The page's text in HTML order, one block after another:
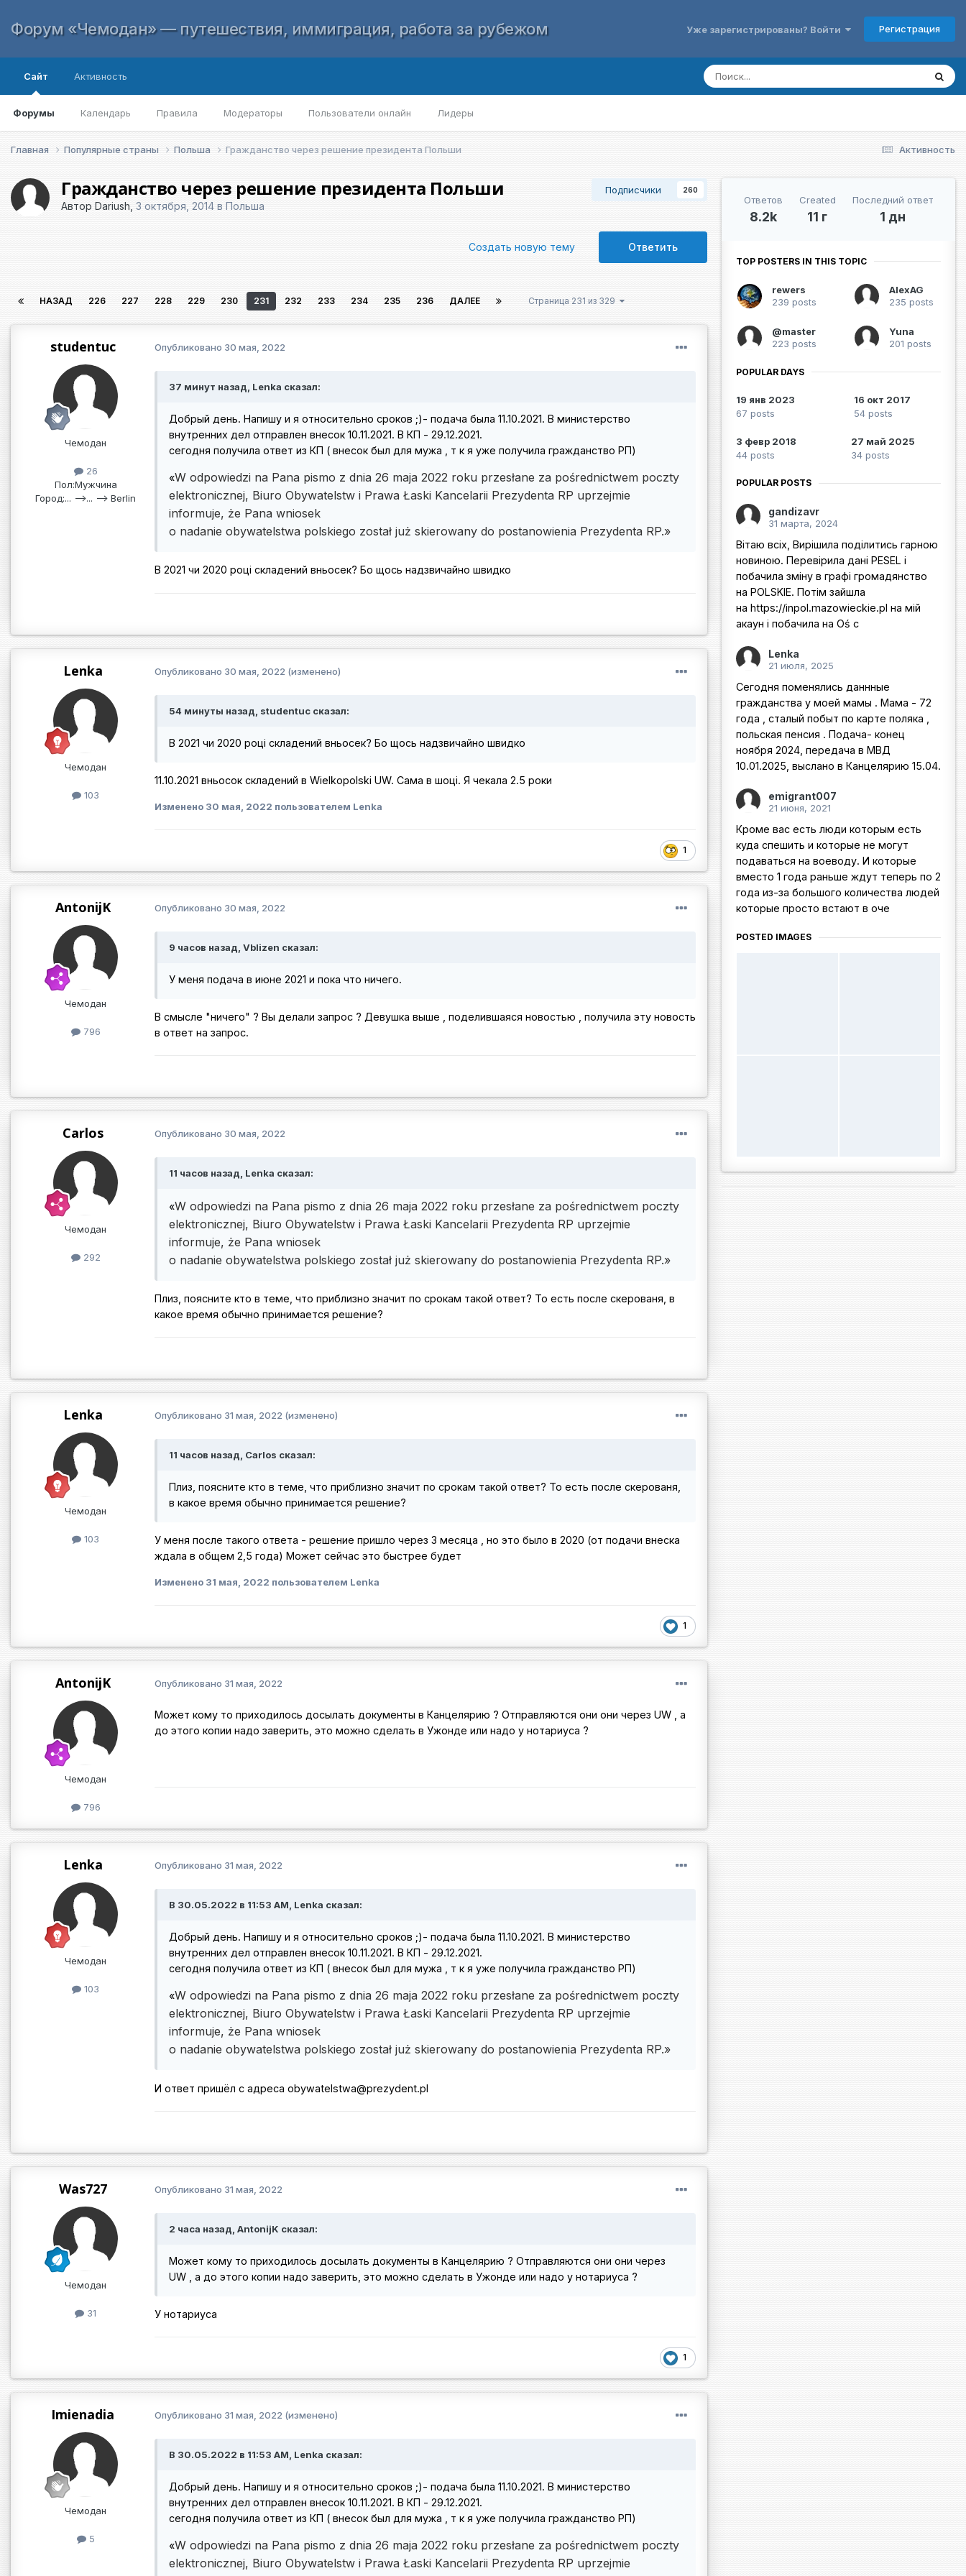
Форум «Чемодан» — путешествия, иммиграция, работа за рубежом Уже зарегистрированы? Войти Регистрация
Сайт
Форумы Календарь Правила Модераторы Пользователи онлайн Лидеры
Активность
Активность
Главная Популярные страны Польша Гражданство через решение президента Польши
Подписчики 260
Гражданство через решение президента Польши
Автор Dariush 3 октября, 2014 в Польша
Ответить
Создать новую тему
НАЗАД 226 227 228 229 230 231 232 233 234 235 236 ДАЛЕЕ Страница 231 из 329
studentuc
Чемодан
26
Пол:Мужчина
Город:... -->... --> Berlin
Опубликовано 30 мая, 2022
37 минут назад, Lenka сказал:
Добрый день. Напишу и я относительно сроков ;)- подача была 11.10.2021. В министерство
внутренних дел отправлен внесок 10.11.2021. В КП - 29.12.2021.
сегодня получила ответ из КП ( внесок был для мужа , т к я уже получила гражданство РП)
«W odpowiedzi na Pana pismo z dnia 26 maja 2022 roku przesłane za pośrednictwem poczty
elektronicznej, Biuro Obywatelstw i Prawa Łaski Kancelarii Prezydenta RP uprzejmie
informuje, że Pana wniosek
o nadanie obywatelstwa polskiego został już skierowany do postanowienia Prezydenta RP.»
В 2021 чи 2020 році складений вньосек? Бо щось надзвичайно швидко
Lenka
Чемодан
103
Опубликовано 30 мая, 2022 (изменено)
54 минуты назад, studentuc сказал:
В 2021 чи 2020 році складений вньосек? Бо щось надзвичайно швидко
11.10.2021 вньосок складений в Wielkopolski UW. Сама в шоці. Я чекала 2.5 роки
Изменено 30 мая, 2022 пользователем Lenka
1
AntonijK
Чемодан
796
Опубликовано 30 мая, 2022
9 часов назад, Vblizen сказал:
У меня подача в июне 2021 и пока что ничего.
В смысле "ничего" ? Вы делали запрос ? Девушка выше , поделившаяся новостью , получила эту новость
в ответ на запрос.
Carlos
Чемодан
292
Опубликовано 30 мая, 2022
11 часов назад, Lenka сказал:
«W odpowiedzi na Pana pismo z dnia 26 maja 2022 roku przesłane za pośrednictwem poczty
elektronicznej, Biuro Obywatelstw i Prawa Łaski Kancelarii Prezydenta RP uprzejmie
informuje, że Pana wniosek
o nadanie obywatelstwa polskiego został już skierowany do postanowienia Prezydenta RP.»
Плиз, поясните кто в теме, что приблизно значит по срокам такой ответ? То есть после скерованя, в
какое время обычно принимается решение?
Lenka
Чемодан
103
Опубликовано 31 мая, 2022 (изменено)
11 часов назад, Carlos сказал:
Плиз, поясните кто в теме, что приблизно значит по срокам такой ответ? То есть после скерованя,
в какое время обычно принимается решение?
У меня после такого ответа - решение пришло через 3 месяца , но это было в 2020 (от подачи внеска
ждала в общем 2,5 года) Может сейчас это быстрее будет
Изменено 31 мая, 2022 пользователем Lenka
1
AntonijK
Чемодан
796
Опубликовано 31 мая, 2022
Может кому то приходилось досылать документы в Канцелярию ? Отправляются они они через UW , а
до этого копии надо заверить, это можно сделать в Ужонде или надо у нотариуса ?
Lenka
Чемодан
103
Опубликовано 31 мая, 2022
В 30.05.2022 в 11:53 AM, Lenka сказал:
Добрый день. Напишу и я относительно сроков ;)- подача была 11.10.2021. В министерство
внутренних дел отправлен внесок 10.11.2021. В КП - 29.12.2021.
сегодня получила ответ из КП ( внесок был для мужа , т к я уже получила гражданство РП)
«W odpowiedzi na Pana pismo z dnia 26 maja 2022 roku przesłane za pośrednictwem poczty
elektronicznej, Biuro Obywatelstw i Prawa Łaski Kancelarii Prezydenta RP uprzejmie
informuje, że Pana wniosek
o nadanie obywatelstwa polskiego został już skierowany do postanowienia Prezydenta RP.»
И ответ пришёл с адреса obywatelstwa@prezydent.pl
Was727
Чемодан
31
Опубликовано 31 мая, 2022
2 часа назад, AntonijK сказал:
Может кому то приходилось досылать документы в Канцелярию ? Отправляются они они через
UW , а до этого копии надо заверить, это можно сделать в Ужонде или надо у нотариуса ?
У нотариуса
1
Imienadia
Чемодан
5
Опубликовано 31 мая, 2022 (изменено)
В 30.05.2022 в 11:53 AM, Lenka сказал:
Добрый день. Напишу и я относительно сроков ;)- подача была 11.10.2021. В министерство
внутренних дел отправлен внесок 10.11.2021. В КП - 29.12.2021.
сегодня получила ответ из КП ( внесок был для мужа , т к я уже получила гражданство РП)
«W odpowiedzi na Pana pismo z dnia 26 maja 2022 roku przesłane za pośrednictwem poczty
elektronicznej, Biuro Obywatelstw i Prawa Łaski Kancelarii Prezydenta RP uprzejmie
Ответов
8.2k
Created
11 г
Последний ответ
1 дн
TOP POSTERS IN THIS TOPIC
rewers
239 posts
AlexAG
235 posts
@master
223 posts
Yuna
201 posts
POPULAR DAYS
19 янв 2023
67 posts
16 окт 2017
54 posts
3 февр 2018
44 posts
27 май 2025
34 posts
POPULAR POSTS
gandizavr
31 марта, 2024
Вітаю всіх, Вирішила поділитись гарною
новиною. Перевірила дані PESEL і
побачила зміну в графі громадянство
на POLSKIE. Потім зайшла
на https://inpol.mazowieckie.pl на мій
акаун і побачила на Oś c
Lenka
21 июля, 2025
Сегодня поменялись даннные
гражданства у моей мамы . Мама - 72
года , сталый побыт по карте поляка ,
польская пенсия . Подача- конец
ноября 2024, передача в МВД
10.01.2025, выслано в Канцелярию 15.04.
emigrant007
21 июня, 2021
Кроме вас есть люди которым есть
куда спешить и которые не могут
подаваться на воеводу. И которые
вместо 1 года раньше ждут теперь по 2
года из-за большого количества людей
которые просто встают в оче
POSTED IMAGES